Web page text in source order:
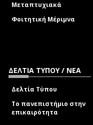
Μεταπτυχιακά
Φοιτητική Μέριμνα
ΔΕΛΤΙΑ ΤΥΠΟΥ / ΝΕΑ
Δελτία Τύπου
Το πανεπιστήμιο στην
επικαιρότητα